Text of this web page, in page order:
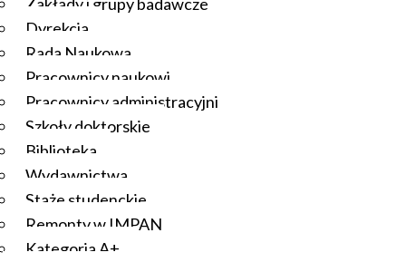
Zakłady i grupy badawcze
Dyrekcja
Rada Naukowa
Pracownicy naukowi
Pracownicy administracyjni
Szkoły doktorskie
Biblioteka
Wydawnictwa
Staże studenckie
Remonty w IMPAN
Kategoria A+